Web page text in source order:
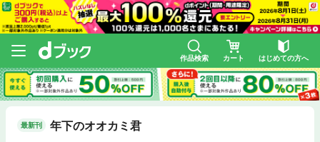
作品検索 カート はじめての方へ
最新刊 年下のオオカミ君